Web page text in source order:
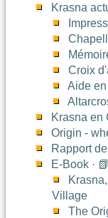
Krasna
Croix
Aide
Krasna en
Origin -
Rapport
E-Book · 📗
Village
The